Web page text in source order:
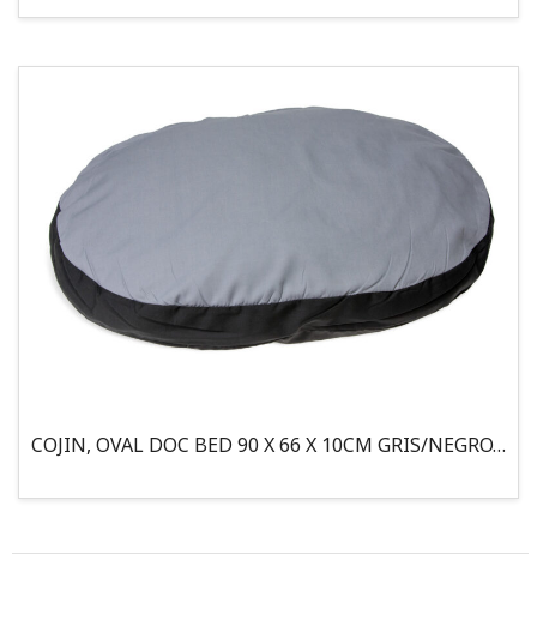
COJIN, OVAL DOC BED 90 X 66 X 10CM GRIS/NEGRO, 95°